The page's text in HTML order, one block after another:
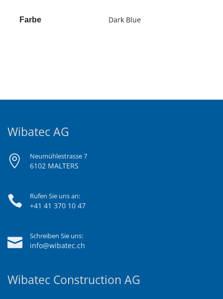
Farbe Dark Blue
Wibatec AG
Neumühlestrasse 7
6102 MALTERS
Rufen Sie uns an:
+41 41 370 10 47
Schreiben Sie uns:
info@wibatec.ch
Wibatec Construction AG